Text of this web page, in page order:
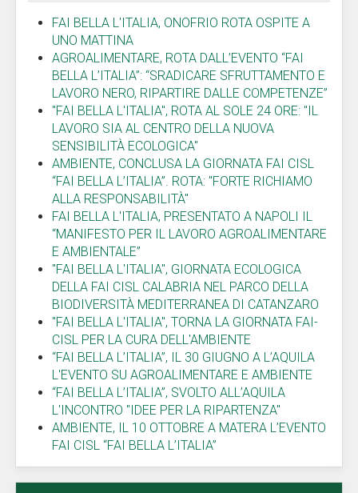
FAI BELLA L'ITALIA, ONOFRIO ROTA OSPITE A
UNO MATTINA
AGROALIMENTARE, ROTA DALL’EVENTO “FAI
BELLA L’ITALIA”: “SRADICARE SFRUTTAMENTO E
LAVORO NERO, RIPARTIRE DALLE COMPETENZE”
"FAI BELLA L'ITALIA", ROTA AL SOLE 24 ORE: "IL
LAVORO SIA AL CENTRO DELLA NUOVA
SENSIBILITÀ ECOLOGICA"
AMBIENTE, CONCLUSA LA GIORNATA FAI CISL
“FAI BELLA L’ITALIA”. ROTA: "FORTE RICHIAMO
ALLA RESPONSABILITÀ"
FAI BELLA L'ITALIA, PRESENTATO A NAPOLI IL
“MANIFESTO PER IL LAVORO AGROALIMENTARE
E AMBIENTALE”
"FAI BELLA L'ITALIA", GIORNATA ECOLOGICA
DELLA FAI CISL CALABRIA NEL PARCO DELLA
BIODIVERSITÀ MEDITERRANEA DI CATANZARO
"FAI BELLA L'ITALIA", TORNA LA GIORNATA FAI-
CISL PER LA CURA DELL'AMBIENTE
“FAI BELLA L’ITALIA”, IL 30 GIUGNO A L’AQUILA
L'EVENTO SU AGROALIMENTARE E AMBIENTE
“FAI BELLA L’ITALIA”, SVOLTO ALL’AQUILA
L'INCONTRO "IDEE PER LA RIPARTENZA"
AMBIENTE, IL 10 OTTOBRE A MATERA L’EVENTO
FAI CISL “FAI BELLA L’ITALIA”